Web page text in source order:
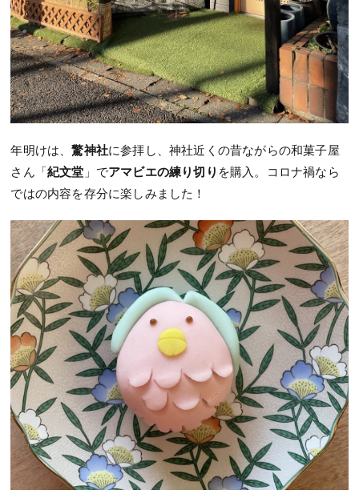
年明けは、驚神社に参拝し、神社近くの昔ながらの和菓子屋
さん「紀文堂 」でアマビエの練り切り を購入。コロナ禍なら
ではの内容を存分に楽しみました！